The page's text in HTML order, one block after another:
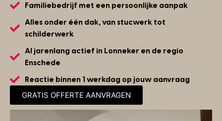
Familiebedrijf met een persoonlijke aanpak
Alles onder één dak, van stucwerk tot
schilderwerk
Al jarenlang actief in Lonneker en de regio
Enschede
Reactie binnen 1 werkdag op jouw aanvraag
GRATIS OFFERTE AANVRAGEN